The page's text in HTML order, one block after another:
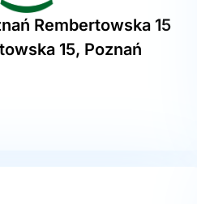
Rembertowska 15
15, Poznań